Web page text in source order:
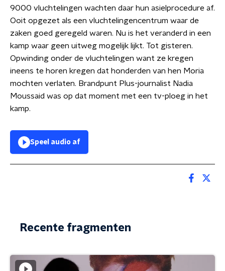
9000 vluchtelingen wachten daar hun asielprocedure af.
Ooit opgezet als een vluchtelingencentrum waar de
zaken goed geregeld waren. Nu is het veranderd in een
kamp waar geen uitweg mogelijk lijkt. Tot gisteren.
Opwinding onder de vluchtelingen want ze kregen
ineens te horen kregen dat honderden van hen Moria
mochten verlaten. Brandpunt Plus-journalist Nadia
Moussaid was op dat moment met een tv-ploeg in het
kamp.
Speel audio af
Recente fragmenten